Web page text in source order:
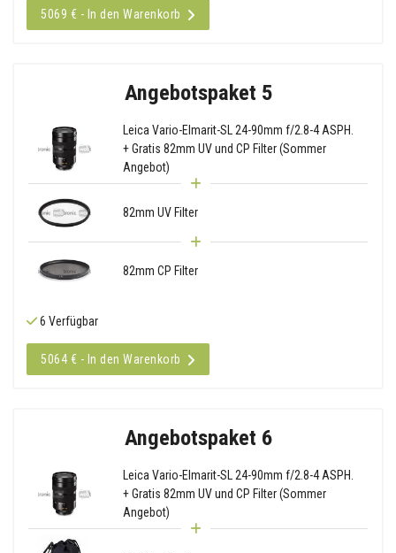
5069 € - In den Warenkorb
Angebotspaket 5
Leica Vario-Elmarit-SL 24-90mm f/2.8-4 ASPH.
+ Gratis 82mm UV und CP Filter (Sommer
Angebot)
82mm UV Filter
82mm CP Filter
6 Verfügbar
5064 € - In den Warenkorb
Angebotspaket 6
Leica Vario-Elmarit-SL 24-90mm f/2.8-4 ASPH.
+ Gratis 82mm UV und CP Filter (Sommer
Angebot)